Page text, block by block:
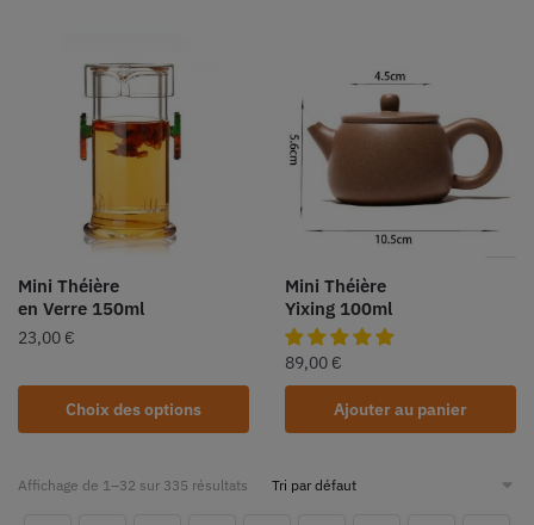
Mini Théière
en Verre 150ml
23,00 €
Choix des options
Mini Théière
Yixing 100ml
89,00 €
Ajouter au panier
Affichage de 1–32 sur 335 résultats